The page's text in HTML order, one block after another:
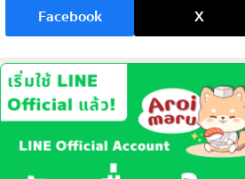
Facebook X